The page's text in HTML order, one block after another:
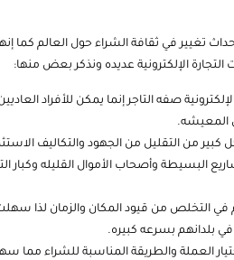
تغيير في ثقافة الشراء حول العالم كما
الإلكترونية عديده ونذكر بعض منها:
صفه التاجر إنما يمكن للأفراد
المعيشه.
من التقليل من الجهود والتكاليف
البسيطة وأصحاب الأموال القليله وكبار
في التخلص من قيود المكان والزمان لذا
بلدانهم بسرعه كبيره.
العملة والطريقة المناسبة للشراء